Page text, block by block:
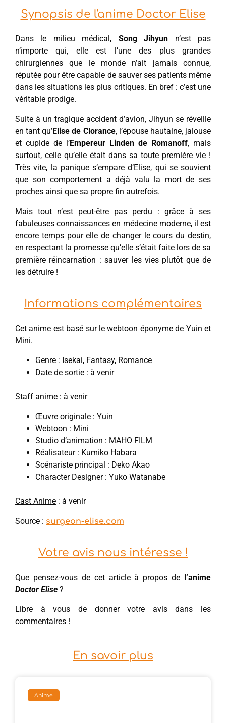
Synopsis de l'anime Doctor Elise
Dans le milieu médical, Song Jihyun n’est pas
n’importe qui, elle est l’une des plus grandes
chirurgiennes que le monde n’ait jamais connue,
réputée pour être capable de sauver ses patients même
dans les situations les plus critiques. En bref : c’est une
véritable prodige.
Suite à un tragique accident d’avion, Jihyun se réveille
en tant qu’Elise de Clorance, l’épouse hautaine, jalouse
et cupide de l’Empereur Linden de Romanoff, mais
surtout, celle qu’elle était dans sa toute première vie !
Très vite, la panique s’empare d’Elise, qui se souvient
que son comportement a déjà valu la mort de ses
proches ainsi que sa propre fin autrefois.
Mais tout n’est peut-être pas perdu : grâce à ses
fabuleuses connaissances en médecine moderne, il est
encore temps pour elle de changer le cours du destin,
en respectant la promesse qu’elle s’était faite lors de sa
première réincarnation : sauver les vies plutôt que de
les détruire !
Informations complémentaires
Cet anime est basé sur le webtoon éponyme de Yuin et
Mini.
Genre : Isekai, Fantasy, Romance
Date de sortie : à venir
Staff anime : à venir
Œuvre originale : Yuin
Webtoon : Mini
Studio d’animation : MAHO FILM
Réalisateur : Kumiko Habara
Scénariste principal : Deko Akao
Character Designer : Yuko Watanabe
Cast Anime : à venir
Source : surgeon-elise.com
Votre avis nous intéresse !
Que pensez-vous de cet article à propos de l’anime
Doctor Elise ?
Libre à vous de donner votre avis dans les
commentaires !
En savoir plus
Anime